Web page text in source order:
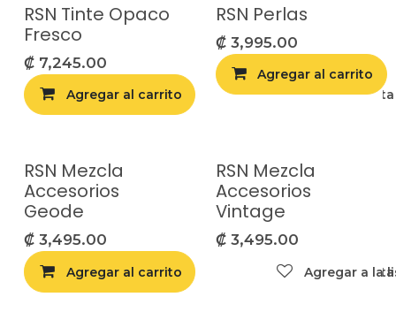
RSN Tinte Opaco
Fresco
₡ 7,245.00
Agregar al carrito Agregar a la
RSN Perlas
₡ 3,995.00
Agregar al carrito
RSN Mezcla
Accesorios
Geode
₡ 3,495.00
Agregar al carrito Agregar a la
RSN Mezcla
Accesorios
Vintage
₡ 3,495.00
Agregar a la